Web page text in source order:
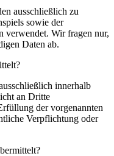
ausschließlich zu
sowie der
verwendet. Wir fragen nur,
Daten ab.
innerhalb
an Dritte
der vorgenannten
Verpflichtung oder